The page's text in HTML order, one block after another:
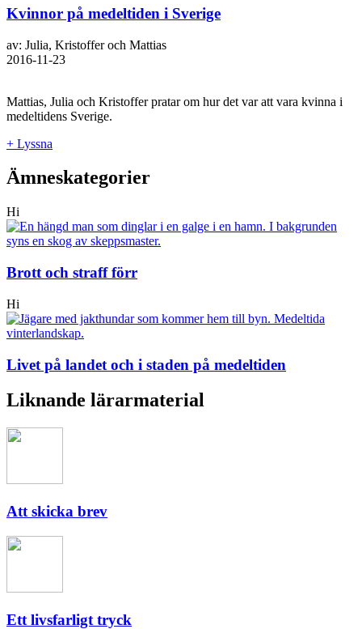
Kvinnor på medeltiden i Sverige
av: Julia, Kristoffer och Mattias
2016-11-23
Mattias, Julia och Kristoffer pratar om hur det var att vara kvinna i
medeltidens Sverige.
+ Lyssna
Ämneskategorier
Hi
Brott och straff förr
Hi
Livet på landet och i staden på medeltiden
Liknande lärarmaterial
Att skicka brev
Ett livsfarligt tryck